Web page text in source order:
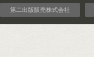
第二出版販売株式会社